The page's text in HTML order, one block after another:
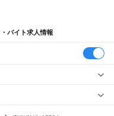
バイト求人情報